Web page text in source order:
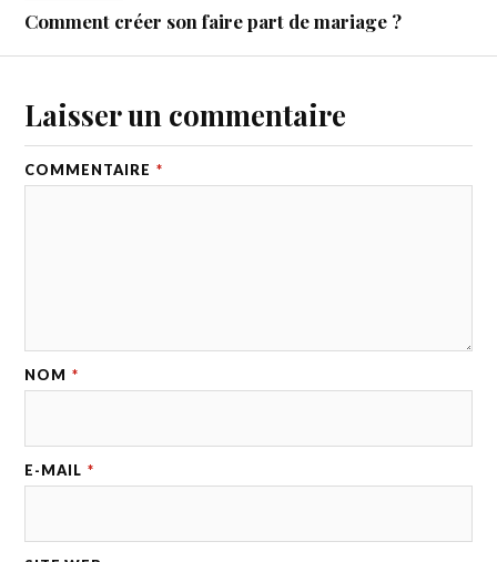
Comment créer son faire part de mariage ?
Laisser un commentaire
COMMENTAIRE *
NOM *
E-MAIL *